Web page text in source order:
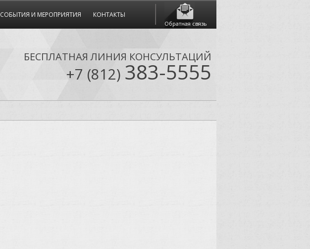
СОБЫТИЯ И МЕРОПРИЯТИЯ КОНТАКТЫ
Обратная связь
БЕСПЛАТНАЯ ЛИНИЯ КОНСУЛЬТАЦИЙ
+7 (812) 383-5555